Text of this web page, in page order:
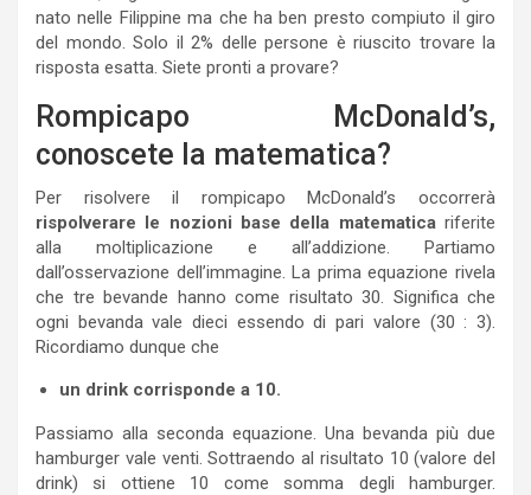
nato nelle Filippine ma che ha ben presto compiuto il giro
del mondo. Solo il 2% delle persone è riuscito trovare la
risposta esatta. Siete pronti a provare?
Rompicapo McDonald’s,
conoscete la matematica?
Per risolvere il rompicapo McDonald’s occorrerà
rispolverare le nozioni base della matematica riferite
alla moltiplicazione e all’addizione. Partiamo
dall’osservazione dell’immagine. La prima equazione rivela
che tre bevande hanno come risultato 30. Significa che
ogni bevanda vale dieci essendo di pari valore (30 : 3).
Ricordiamo dunque che
un drink corrisponde a 10.
Passiamo alla seconda equazione. Una bevanda più due
hamburger vale venti. Sottraendo al risultato 10 (valore del
drink) si ottiene 10 come somma degli hamburger.